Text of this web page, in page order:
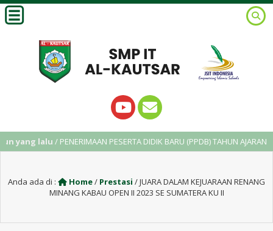
lalu/ PENERIMAAN PESERTA DIDIK BARU (PPDB) TAHUN AJARAN 2025/
Anda ada di : Home/ Prestasi /JUARA DALAM KEJUARAAN RENANG
MINANG KABAU OPEN II 2023 SE SUMATERA KU II